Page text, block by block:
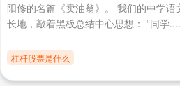
阳修的名篇《卖油翁》。 我们的中学
长地，敲着黑板总结中心思想： “同学....
杠杆股票是什么